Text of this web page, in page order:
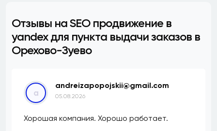
Отзывы на SEO продвижение в
yandex для пункта выдачи заказов в
Орехово-Зуево
a
andreizapopojskii@gmail.com
05.08.2026
Хорошая компания. Хорошо работает.